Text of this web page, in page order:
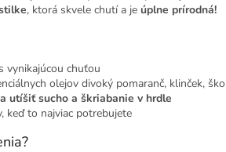
, ktorá skvele chutí a je úplne prírodná!
vynikajúcou chuťou
olejov divoký pomaranč, klinček,
utíšiť sucho a škriabanie v hrdle
keď to najviac potrebujete